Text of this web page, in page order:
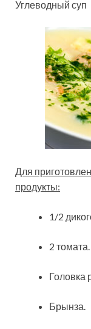
Углеводный суп
Для
продукты:
1/2
2 томата.
Головка
Брынза.